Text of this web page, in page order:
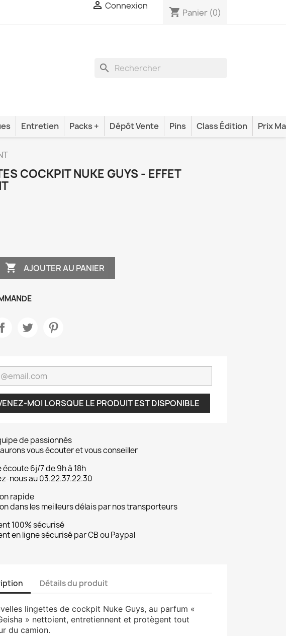
 Connexion
shopping_cart Panier (0)
search
Entretien Packs + Dépôt Vente Pins Class Édition Prix
COCKPIT NUKE GUYS - EFFET
 AJOUTER AU PANIER
MOI LORSQUE LE PRODUIT EST DISPONIBLE
de passionnés
vous écouter et vous conseiller
écoute 6j/7 de 9h à 18h
nous au 03.22.37.22.30
rapide
dans les meilleurs délais par nos transporteurs
100% sécurisé
en ligne sécurisé par CB ou Paypal
Détails du produit
lingettes de cockpit Nuke Guys, au parfum «
» nettoient, entretiennent et protègent tout
du camion.